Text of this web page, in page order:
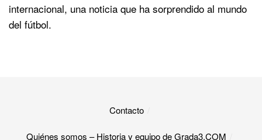
internacional, una noticia que ha sorprendido al mundo
del fútbol.
Contacto
Quiénes somos – Historia y equipo de Grada3.COM